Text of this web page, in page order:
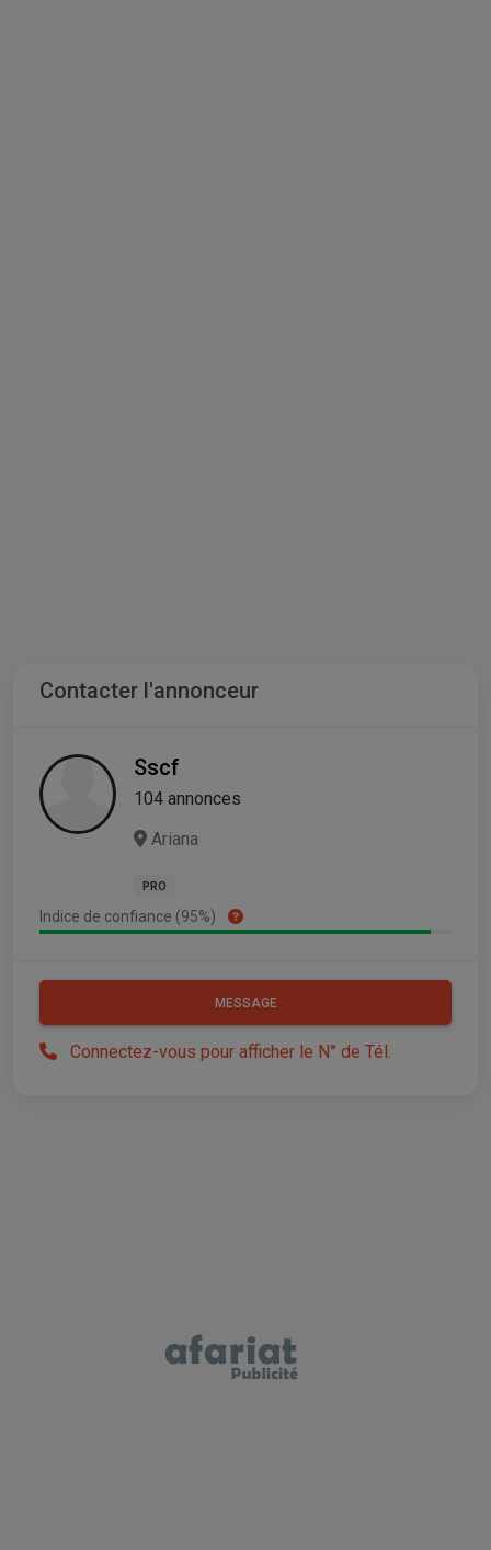
Contacter l'annonceur
Sscf
104 annonces
Ariana
PRO
Indice de confiance (95%)
MESSAGE
Connectez-vous pour afficher le N° de Tél.